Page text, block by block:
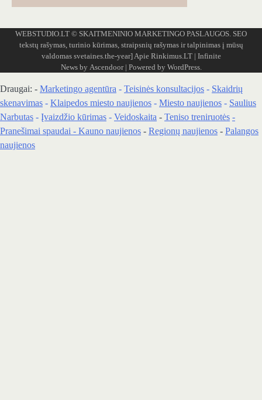
WEBSTUDIO.LT © SKAITMENINIO MARKETINGO PASLAUGOS. SEO
tekstų rašymas, turinio kūrimas, straipsnių rašymas ir talpinimas į mūsų
valdomas svetaines.the-year]Apie Rinkimus.LT| Infinite
News by Ascendoor| Powered by WordPress.
Draugai: - Marketingo agentūra - Teisinės konsultacijos - Skaidrių
skenavimas - Klaipedos miesto naujienos - Miesto naujienos - Saulius
Narbutas - Įvaizdžio kūrimas - Veidoskaita - Teniso treniruotės -
Pranešimai spaudai - Kauno naujienos - Regionų naujienos - Palangos
naujienos